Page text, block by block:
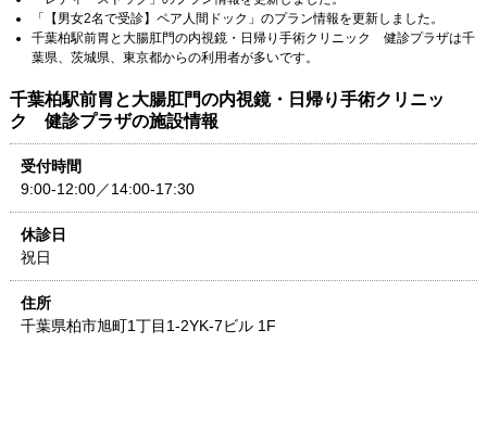
「
【男女2名で受診】ペア人間ドック 」のプラン情報を更新しました。
千葉柏駅前胃と大腸肛門の内視鏡・日帰り手術クリニック 健診プラザは千
葉県、 茨城県、 東京都からの利用者が多いです。
千葉柏駅前胃と大腸肛門の内視鏡・日帰り手術クリニッ
ク 健診プラザの施設情報
受付時間
9:00-12:00／14:00-17:30
休診日
祝日
住所
千葉県柏市旭町1丁目1-2YK-7ビル 1F